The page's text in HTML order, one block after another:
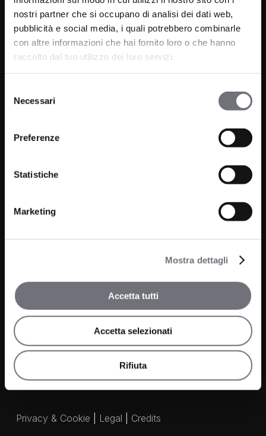
nostri partner che si occupano di analisi dei dati web,
pubblicità e social media, i quali potrebbero combinarle
con altre informazioni che hai fornito loro o che hanno
raccolto dal tuo utilizzo dei loro servizi.
delNecessari
Preferenze
Statistiche
Marketing
Mostra dettagli
Accetta tutti
Accetta selezionati
Rifiuta
Via C. Rolando 111, Gozzano (NO) 28024
P.IVA 00265030031
Phone:0322 93516
Kitchen
News
Media and Downloads
Our Agents
Privacy & Cookie Legal Credits